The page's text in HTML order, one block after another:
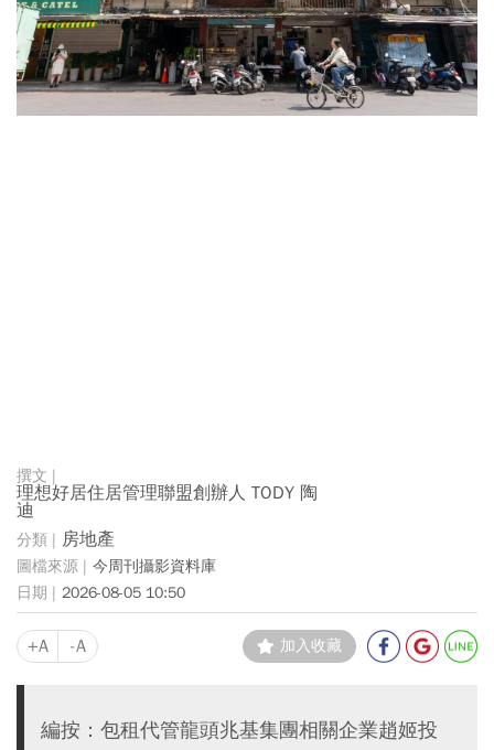
理想好居住居管理聯盟創辦人 TODY 陶
迪
房地產
今周刊攝影資料庫
2026-08-05 10:50
+A -A 加入收藏
編按：包租代管龍頭兆基集團相關企業趙姬投